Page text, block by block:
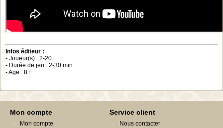
Infos éditeur :
- Joueur(s) : 2-20
- Durée de jeu : 2-30 min
- Age : 8+
Mon compte
Mon compte
Service client
Nous contacter